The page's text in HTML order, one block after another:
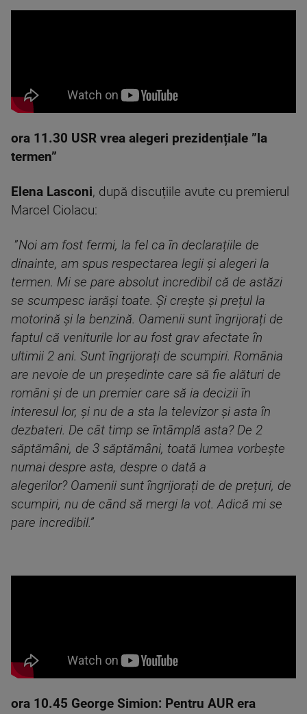
ora 11.30 USR vrea alegeri prezidențiale ”la
termen”
Elena Lasconi, după discuțiile avute cu premierul
Marcel Ciolacu:
”Noi am fost fermi, la fel ca în declarațiile de
dinainte, am spus respectarea legii și alegeri la
termen. Mi se pare absolut incredibil că de astăzi
se scumpesc iarăși toate. Și crește și prețul la
motorină și la benzină. Oamenii sunt îngrijorați de
faptul că veniturile lor au fost grav afectate în
ultimii 2 ani. Sunt îngrijorați de scumpiri. România
are nevoie de un președinte care să fie alături de
români și de un premier care să ia decizii în
interesul lor, și nu de a sta la televizor și asta în
dezbateri. De cât timp se întâmplă asta? De 2
săptămâni, de 3 săptămâni, toată lumea vorbește
numai despre asta, despre o dată a
alegerilor? Oamenii sunt îngrijorați de de prețuri, de
scumpiri, nu de când să mergi la vot. Adică mi se
pare incredibil.”
ora 10.45 George Simion: Pentru AUR era